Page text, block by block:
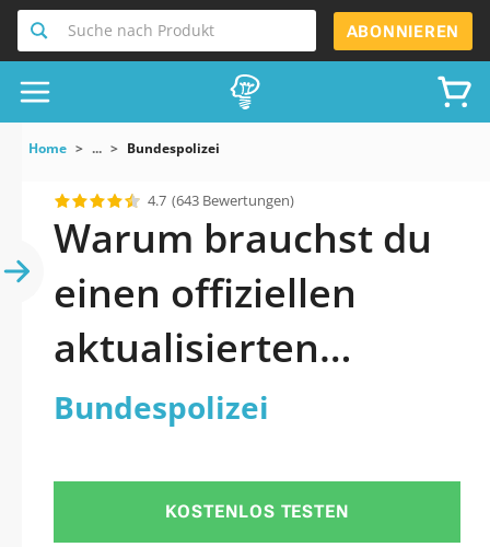
Suche nach Produkt ABONNIEREN
Home ... Bundespolizei
4.7 (643 Bewertungen)
Warum brauchst du
einen offiziellen
aktualisierten
Bundespolizei
Bundespolizei
KOSTENLOS TESTEN